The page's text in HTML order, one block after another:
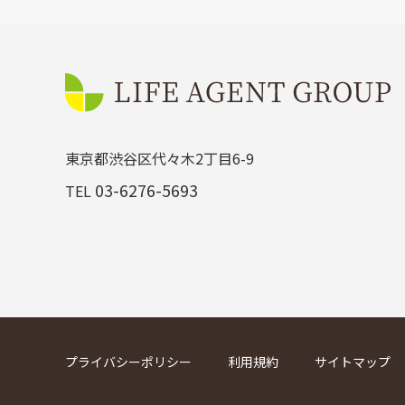
東京都渋谷区代々木2丁目6-9
TEL 03-6276-5693
プライバシーポリシー 利用規約 サイトマップ